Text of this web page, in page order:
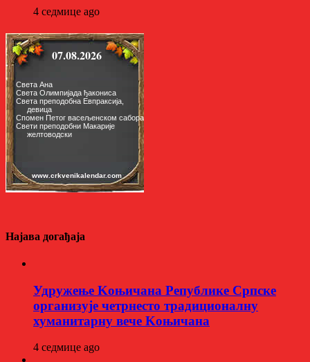
4 седмице ago
Најава догађаја
Удружење Kоњичана Републике Српске
организује четрнесто традиционалну
хуманитарну вече Kоњичана
4 седмице ago